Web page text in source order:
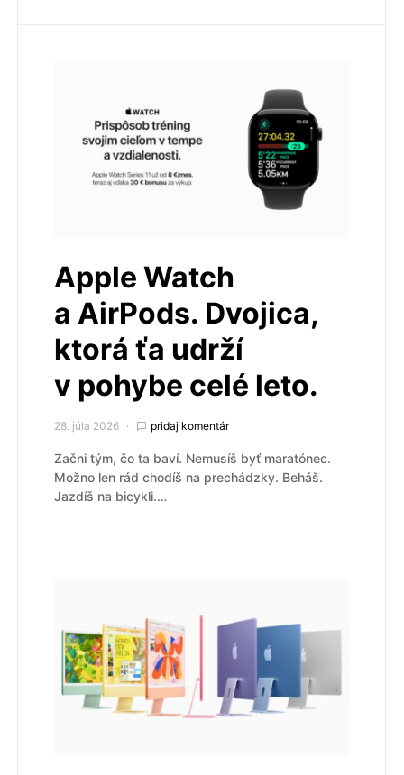
Apple Watch
a AirPods. Dvojica,
ktorá ťa udrží
v pohybe celé leto.
28. júla 2026 pridaj komentár
Začni tým, čo ťa baví. Nemusíš byť maratónec.
Možno len rád chodíš na prechádzky. Beháš.
Jazdíš na bicykli.…